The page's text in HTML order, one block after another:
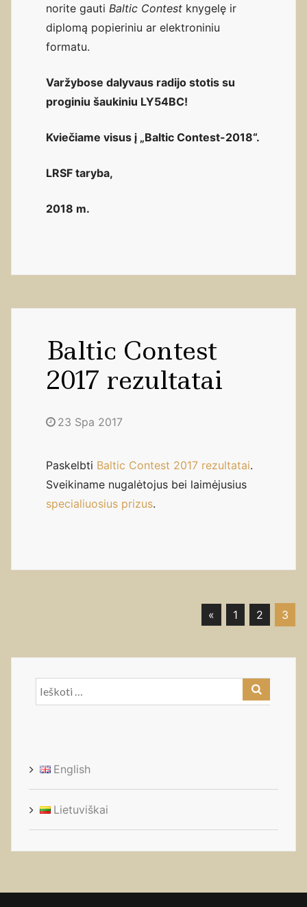
norite gauti Baltic Contestknygelę ir
diplomą popieriniu ar elektroniniu
formatu.
Varžybose dalyvaus radijo stotis su
proginiu šaukiniu LY54BC!
Kviečiame visus į „Baltic Contest-2018“.
LRSF taryba,
2018 m.
Baltic Contest
2017 rezultatai
23 Spa 2017
Paskelbti Baltic Contest 2017 rezultatai.
Sveikiname nugalėtojus bei laimėjusius
specialiuosius prizus.
įrašų
« 1 2 3
Ieškoti:
English
Lietuviškai